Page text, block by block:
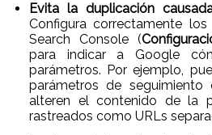
Evita la duplicación
Configura correctamente
Search Console (
para indicar a Google
parámetros. Por ejemplo,
parámetros de seguimiento
alteren el contenido de la
rastreados como URLs